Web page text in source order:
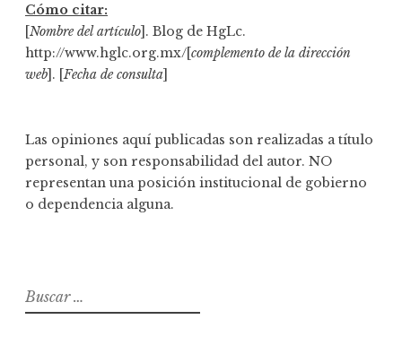
Cómo citar:
[Nombre del artículo]. Blog de HgLc.
http://www.hglc.org.mx/[complemento de la dirección
web]. [Fecha de consulta]
Las opiniones aquí publicadas son realizadas a título
personal, y son responsabilidad del autor. NO
representan una posición institucional de gobierno
o dependencia alguna.
B
u